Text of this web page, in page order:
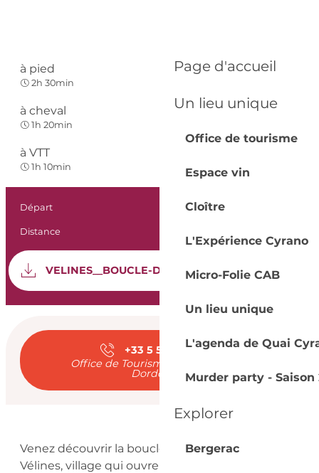
Page d'accueil
Un lieu unique
Office de tourisme
Espace vin
Cloître
L'Expérience Cyrano
Micro-Folie CAB
Un lieu unique
L'agenda de Quai
Murder party - Saison
Explorer
Bergerac
à pied
2h 30min
à cheval
1h 20min
à VTT
1h 10min
Informations
Départ
Distance 8.2 km
Documentation
VELINES__BOUCLE-DE-VELINES
Ouverture et
+33 5 53 57 03▒▒
Office de Tourisme Bergerac - Sud
Dordogne*
Description
Venez découvrir la boucle de randonnée de
Vélines, village qui ouvre naturellement la porte